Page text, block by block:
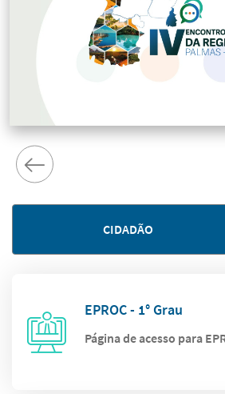
CIDADÃO
EPROC - 1° Grau
Página de acesso para